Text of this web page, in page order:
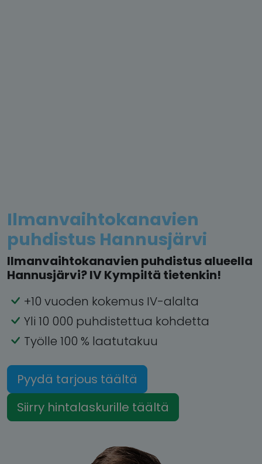
Ilmanvaihtokanavien
puhdistus Hannusjärvi
Ilmanvaihtokanavien puhdistus alueella
Hannusjärvi? IV Kympiltä tietenkin!
+10 vuoden kokemus IV-alalta
Yli 10 000 puhdistettua kohdetta
Työlle 100 % laatutakuu
Pyydä tarjous täältä
Siirry hintalaskurille täältä